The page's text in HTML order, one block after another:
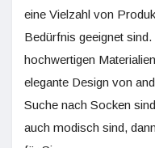
eine Vielzahl von
Bedürfnis geeignet
hochwertigen
elegante Design von
Suche nach Socken
auch modisch sind,